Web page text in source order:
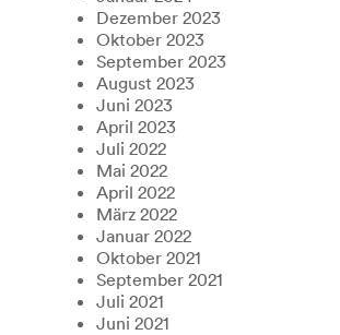
Dezember 2023
Oktober 2023
September 2023
August 2023
Juni 2023
April 2023
Juli 2022
Mai 2022
April 2022
März 2022
Januar 2022
Oktober 2021
September 2021
Juli 2021
Juni 2021